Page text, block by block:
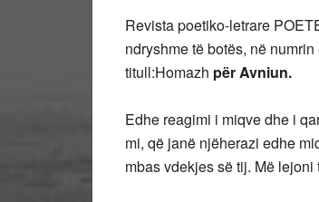
Revista poetiko-letrare
ndryshme të botës, në
titull:Homazh për Avniun.
Edhe reagimi i miqve dhe i
mi, që janë njëherazi edhe
mbas vdekjes së tij. Më lejoni